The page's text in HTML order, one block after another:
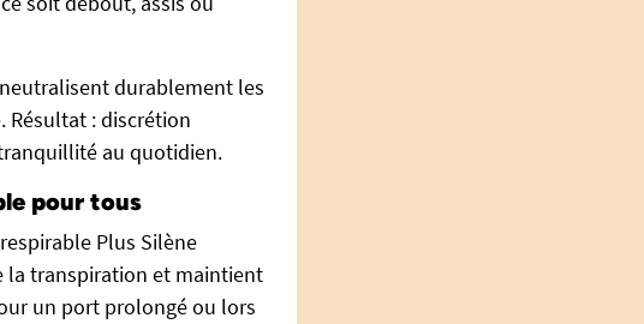
durablement les
Résultat : discrétion
au quotidien.
pour tous
Plus Silène
la transpiration et maintient
un port prolongé ou lors